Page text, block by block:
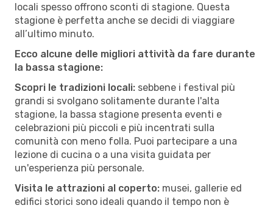
locali spesso offrono sconti di stagione. Questa
stagione è perfetta anche se decidi di viaggiare
all’ultimo minuto.
Ecco alcune delle migliori attività da fare durante
la bassa stagione:
Scopri le tradizioni locali: sebbene i festival più
grandi si svolgano solitamente durante l'alta
stagione, la bassa stagione presenta eventi e
celebrazioni più piccoli e più incentrati sulla
comunità con meno folla. Puoi partecipare a una
lezione di cucina o a una visita guidata per
un'esperienza più personale.
Visita le attrazioni al coperto: musei, gallerie ed
edifici storici sono ideali quando il tempo non è